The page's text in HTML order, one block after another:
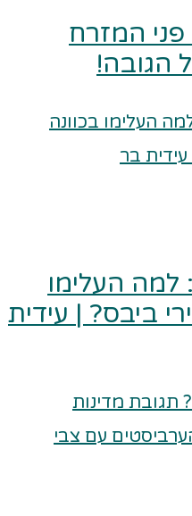
המזרח
הגובה!
למה העלימו
ביבס? | עידית